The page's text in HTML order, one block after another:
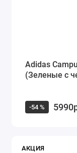
Adidas
(Зеленые с
-54 %
АКЦИЯ